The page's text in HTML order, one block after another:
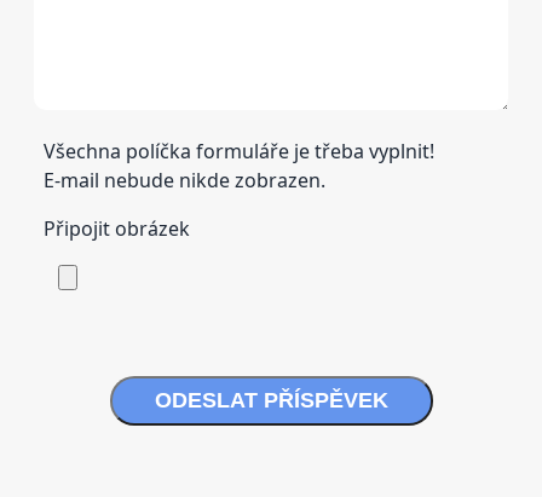
Všechna políčka formuláře je třeba vyplnit!
E-mail nebude nikde zobrazen.
Připojit obrázek
ODESLAT PŘÍSPĚVEK